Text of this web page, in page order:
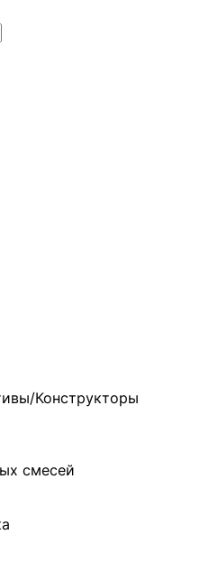
Конструкторы
смесей